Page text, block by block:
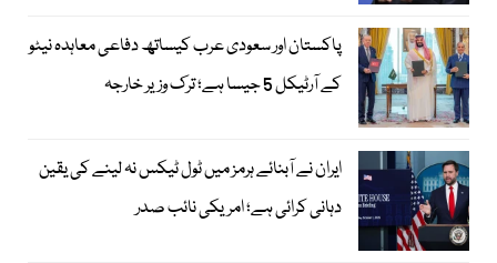
پاکستان اور سعودی عرب کیساتھ دفاعی معاہدہ نیٹو
کے آرٹیکل 5 جیسا ہے؛ ترک وزیر خارجہ
ایران نے آبنائے ہرمز میں ٹول ٹیکس نہ لینے کی یقین
دہانی کرائی ہے؛ امریکی نائب صدر